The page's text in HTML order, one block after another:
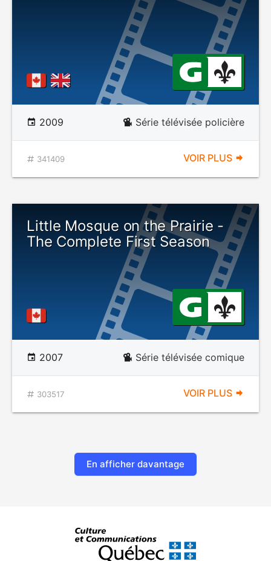
2009 Série télévisée policière
341409 VOIR PLUS
Little Mosque on the Prairie -
The Complete First Season
2007 Série télévisée comique
303517 VOIR PLUS
En afficher davantage